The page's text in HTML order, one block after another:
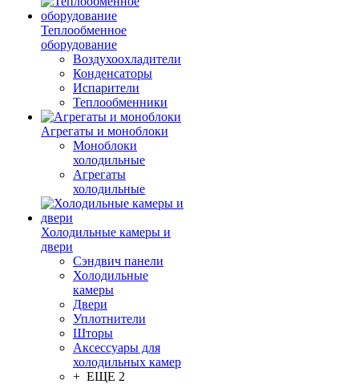
Теплообменное
оборудование
Воздухоохладители
Конденсаторы
Испарители
Теплообменники
Агрегаты и моноблоки
Моноблоки
холодильные
Агрегаты
холодильные
Холодильные камеры и
двери
Сэндвич панели
Холодильные
камеры
Двери
Уплотнители
Шторы
Аксессуары для
холодильных камер
+ ЕЩЕ 2